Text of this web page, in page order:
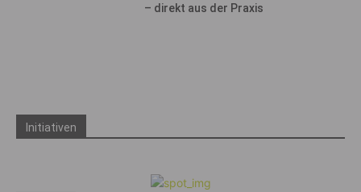
– direkt aus der Praxis
Initiativen